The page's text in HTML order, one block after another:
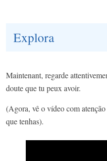
Explora
Maintenant, regarde
doute que tu peux avoir.
(Agora, vê o vídeo com
que tenhas).